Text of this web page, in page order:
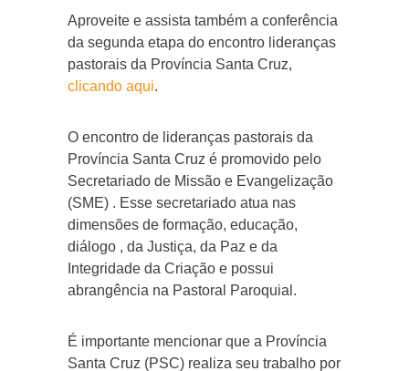
Aproveite e assista também a conferência
da segunda etapa do encontro lideranças
pastorais da Província Santa Cruz,
clicando aqui.
O encontro de lideranças pastorais da
Província Santa Cruz é promovido pelo
Secretariado de Missão e Evangelização
(SME) . Esse secretariado atua nas
dimensões de formação, educação,
diálogo , da Justiça, da Paz e da
Integridade da Criação e possui
abrangência na Pastoral Paroquial.
É importante mencionar que a Província
Santa Cruz (PSC) realiza seu trabalho por